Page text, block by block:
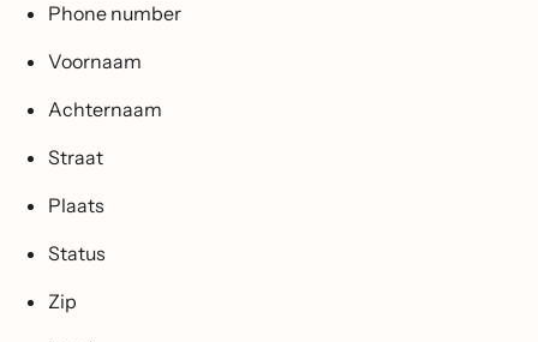
Phone number
Voornaam
Achternaam
Straat
Plaats
Status
Zip